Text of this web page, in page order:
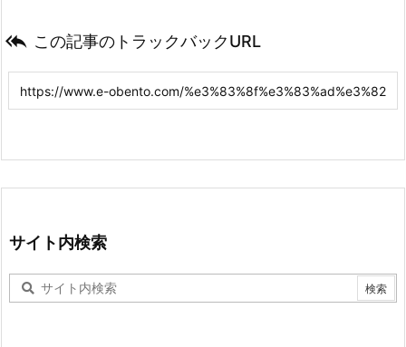
 この記事のトラックバックURL
サイト内検索